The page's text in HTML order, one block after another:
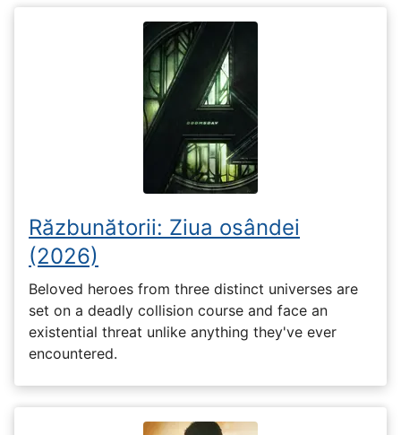
Răzbunătorii: Ziua osândei
(2026)
Beloved heroes from three distinct universes are
set on a deadly collision course and face an
existential threat unlike anything they've ever
encountered.